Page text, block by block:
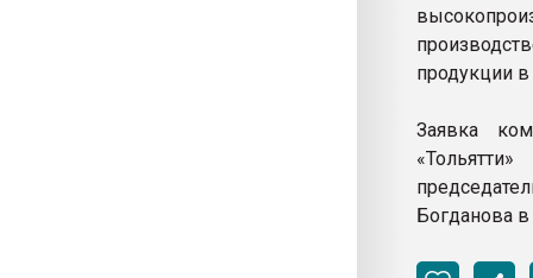
продукции в
Заявка
Богданова